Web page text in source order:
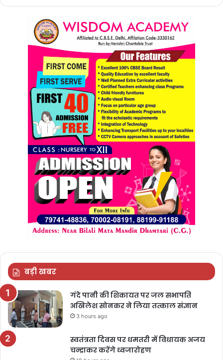
बड़ी खबर
गंदे पानी की शिकायत पर जल सभापति
अखिलेश सोनकर ने लिया तत्काल संज्ञान
3 hours ago
स्वतंत्रता दिवस पर धमतरी में विधायक अजय
चन्द्राकर करेंगे ध्वजारोहण